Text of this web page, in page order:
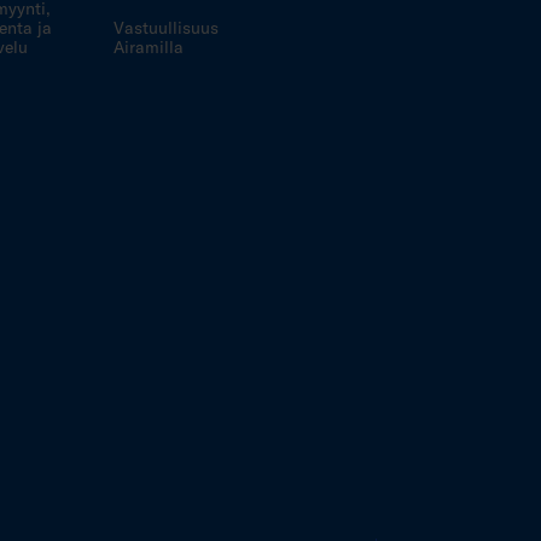
ja
Vastuullisuus
Airamilla